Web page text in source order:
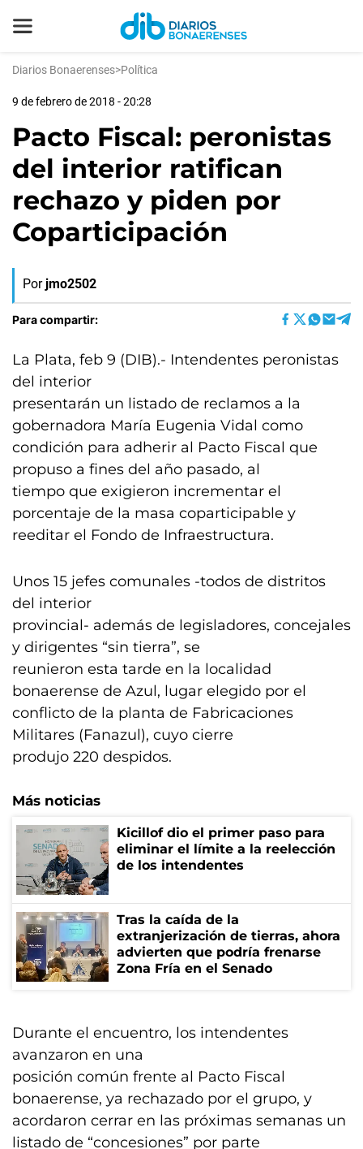
Diarios Bonaerenses>Política
9 de febrero de 2018 - 20:28
Pacto Fiscal: peronistas
del interior ratifican
rechazo y piden por
Coparticipación
Por jmo2502
Para compartir:
La Plata, feb 9 (DIB).- Intendentes peronistas
del interior
presentarán un listado de reclamos a la
gobernadora María Eugenia Vidal como
condición para adherir al Pacto Fiscal que
propuso a fines del año pasado, al
tiempo que exigieron incrementar el
porcentaje de la masa coparticipable y
reeditar el Fondo de Infraestructura.
Unos 15 jefes comunales -todos de distritos
del interior
provincial- además de legisladores, concejales
y dirigentes “sin tierra”, se
reunieron esta tarde en la localidad
bonaerense de Azul, lugar elegido por el
conflicto de la planta de Fabricaciones
Militares (Fanazul), cuyo cierre
produjo 220 despidos.
Más noticias
Kicillof dio el primer paso para
eliminar el límite a la reelección
de los intendentes
Tras la caída de la
extranjerización de tierras, ahora
advierten que podría frenarse
Zona Fría en el Senado
Durante el encuentro, los intendentes
avanzaron en una
posición común frente al Pacto Fiscal
bonaerense, ya rechazado por el grupo, y
acordaron cerrar en las próximas semanas un
listado de “concesiones” por parte